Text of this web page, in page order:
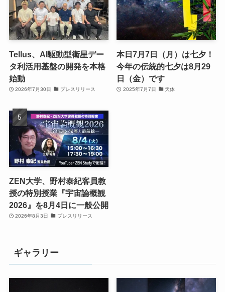
Tellus、AI駆動型衛星デー
タ利活用基盤の開発を本格
始動
2026年7月30日 プレスリリース
本日7月7日（月）は七夕！
今年の伝統的七夕は8月29
日（金）です
2025年7月7日 天体
ZEN大学、野村泰紀客員教
授の特別授業『宇宙論概観
2026』を8月4日に一般公開
2026年8月3日 プレスリリース
ギャラリー